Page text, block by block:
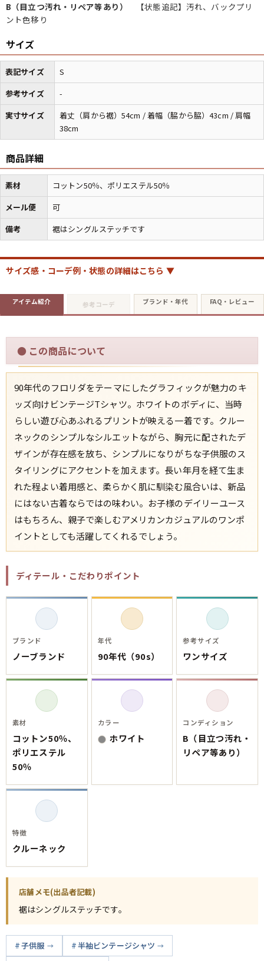
B（目立つ汚れ・リペア等あり）
【状態追記】汚れ、バックプリ
ント色移り
サイズ
表記サイズ
S
参考サイズ
-
実寸サイズ
着丈（肩から裾）54cm / 着幅（脇から脇）43cm / 肩幅
38cm
商品詳細
素材
コットン50％、ポリエステル50％
メール便
可
備考
裾はシングルステッチです
サイズ感・コーデ例・状態の詳細はこちら ▼
アイテム紹介 参考コーデ ブランド・年代 FAQ・レビュー
● この商品について
90年代のフロリダをテーマにしたグラフィックが魅力のキ
ッズ向けビンテージTシャツ。ホワイトのボディに、当時
らしい遊び心あふれるプリントが映える一着です。クルー
ネックのシンプルなシルエットながら、胸元に配されたデ
ザインが存在感を放ち、シンプルになりがちな子供服のス
タイリングにアクセントを加えます。長い年月を経て生ま
れた程よい着用感と、柔らかく肌に馴染む風合いは、新品
にはない古着ならではの味わい。お子様のデイリーユース
はもちろん、親子で楽しむアメリカンカジュアルのワンポ
イントとしても活躍してくれるでしょう。
ディテール・こだわりポイント
ブランド
ノーブランド
年代
90年代（90s）
参考サイズ
ワンサイズ
素材
コットン50％、
ポリエステル
50％
カラー
ホワイト
コンディション
B（目立つ汚れ・
リペア等あり）
特徴
クルーネック
店舗メモ(出品者記載)
裾はシングルステッチです。
子供服
半袖ビンテージシャツ